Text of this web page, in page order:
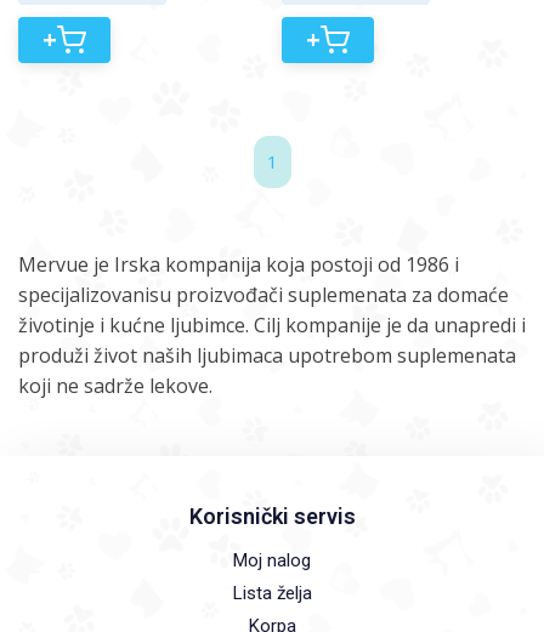
+ +
1
Mervue je Irska kompanija koja postoji od 1986 i
specijalizovanisu proizvođači suplemenata za domaće
životinje i kućne ljubimce. Cilj kompanije je da unapredi i
produži život naših ljubimaca upotrebom suplemenata
koji ne sadrže lekove.
Korisnički servis
Moj nalog
Lista želja
Korpa